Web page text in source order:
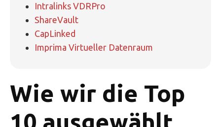
Intralinks VDRPro
ShareVault
CapLinked
Imprima Virtueller Datenraum
Wie wir die Top
10 ausgewählt